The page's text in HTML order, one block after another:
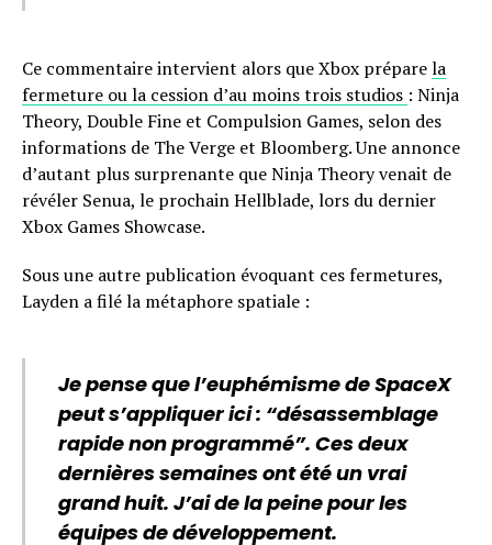
Ce commentaire intervient alors que Xbox préparela
fermeture ou la cession d’au moins trois studios : Ninja
Theory, Double Fine et Compulsion Games, selon des
informations de The Verge et Bloomberg. Une annonce
d’autant plus surprenante que Ninja Theory venait de
révéler Senua, le prochain Hellblade, lors du dernier
Xbox Games Showcase.
Sous une autre publication évoquant ces fermetures,
Layden a filé la métaphore spatiale :
Je pense que l’euphémisme de SpaceX
peut s’appliquer ici : “désassemblage
rapide non programmé”. Ces deux
dernières semaines ont été un vrai
grand huit. J’ai de la peine pour les
équipes de développement.